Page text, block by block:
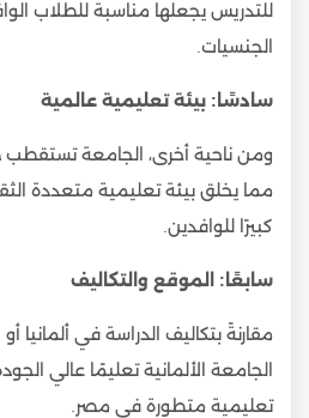
للتدريس يجعلها مناسبة للطلاب
الجنسيات.
سادسًا: بيئة تعليمية عالمية
ومن ناحية أخرى، الجامعة تستقطب
مما يخلق بيئة تعليمية متعددة
كبيرًا للوافدين.
سابعًا: الموقع والتكاليف
مقارنةً بتكاليف الدراسة في ألمانيا
الجامعة الألمانية تعليمًا عالي
تعليمية متطورة في مصر.